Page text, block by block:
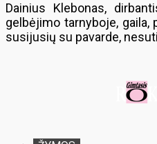
Dainius Klebonas,
gelbėjimo tarnyboje,
susijusių su pavarde,